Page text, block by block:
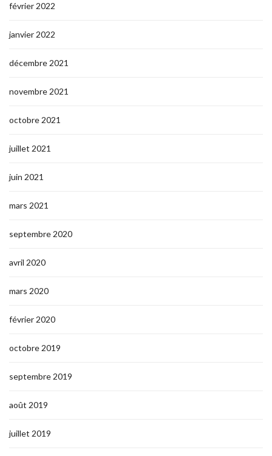
février 2022
janvier 2022
décembre 2021
novembre 2021
octobre 2021
juillet 2021
juin 2021
mars 2021
septembre 2020
avril 2020
mars 2020
février 2020
octobre 2019
septembre 2019
août 2019
juillet 2019